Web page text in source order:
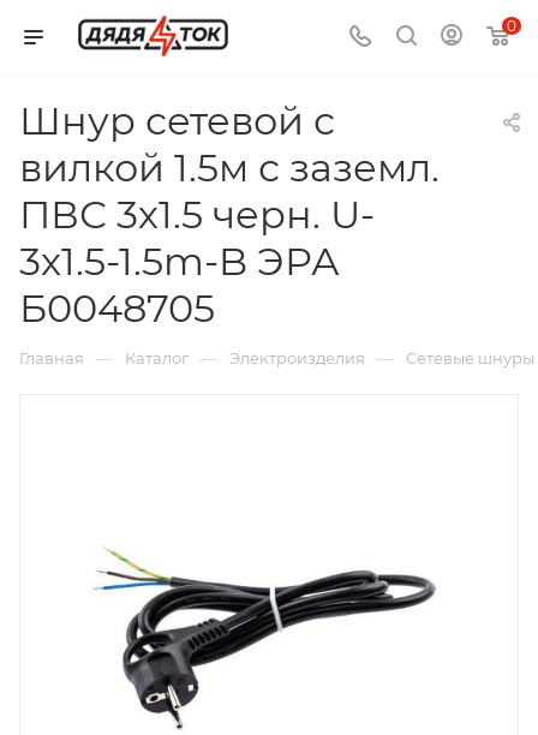
0
Шнур сетевой с
вилкой 1.5м с заземл.
ПВС 3х1.5 черн. U-
3x1.5-1.5m-B ЭРА
Б0048705
Главная — Каталог — Электроизделия — Сетевые шнуры